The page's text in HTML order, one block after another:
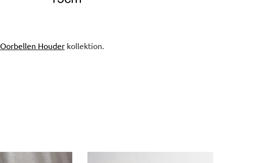
Oorbellen Houderkollektion.